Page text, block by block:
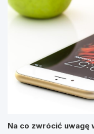
Na co zwrócić uwagę